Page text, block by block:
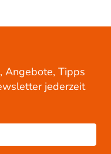
Angebote, Tipps
jederzeit